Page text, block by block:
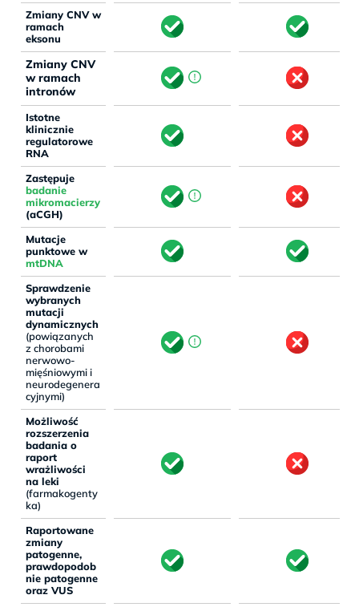
Zmiany CNV w
ramach
eksonu
Zmiany CNV
w ramach
intronów
Istotne
klinicznie
regulatorowe
RNA
Zastępuje
badanie
mikromacierzy
(aCGH)
Mutacje
punktowe w
mtDNA
Sprawdzenie
wybranych
mutacji
dynamicznych
(powiązanych
z chorobami
nerwowo-
mięśniowymi i
neurodegenera
cyjnymi)
Możliwość
rozszerzenia
badania o
raport
wrażliwości
na leki
(farmakogenty
ka)
Raportowane
zmiany
patogenne,
prawdopodob
nie patogenne
oraz VUS